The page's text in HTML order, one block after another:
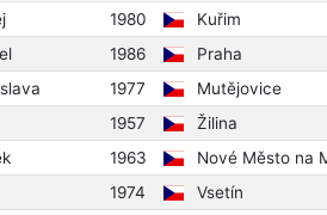
1980
Kuřim
1986
Praha
1977
Mutějovice
1957
Žilina
1963
Nové Město na
1974
Vsetín